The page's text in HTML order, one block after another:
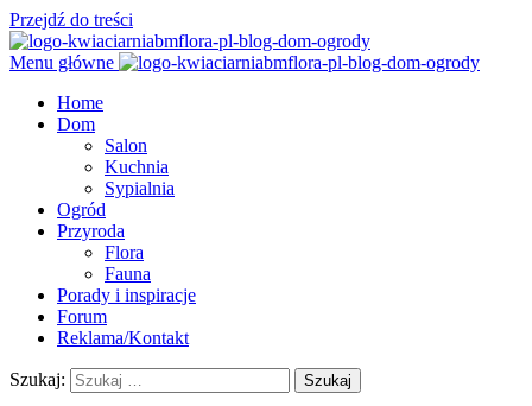
Przejdź do treści
Menu główne
Home
Dom
Salon
Kuchnia
Sypialnia
Ogród
Przyroda
Flora
Fauna
Porady i inspiracje
Forum
Reklama/Kontakt
Szukaj: